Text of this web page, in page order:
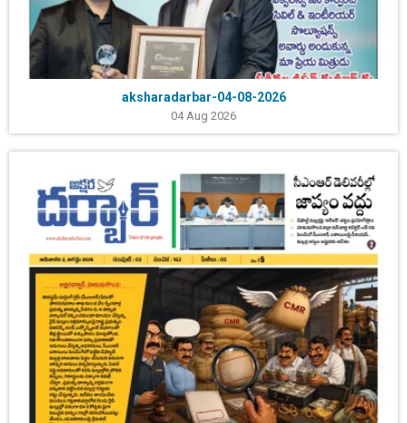
aksharadarbar-04-08-2026
04 Aug 2026